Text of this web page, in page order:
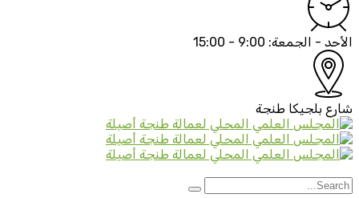
الأحد - الجمعة: 9:00 - 15:00
شارع بلجيكا طنجة